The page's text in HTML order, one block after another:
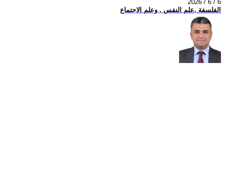
2026 / 6 / 6
الفلسفة ,علم النفس , وعلم الاجتماع